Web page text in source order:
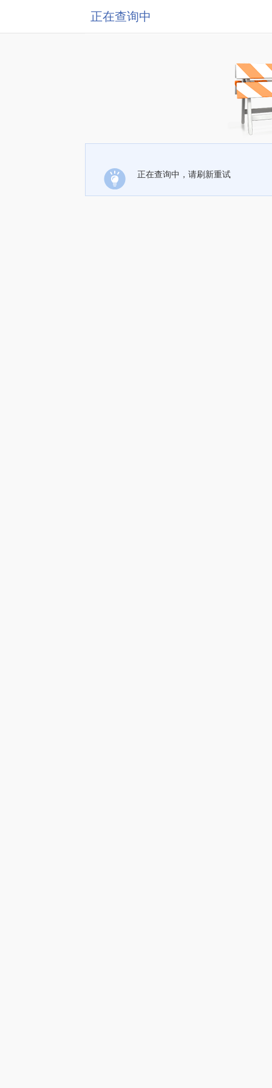
正在查询中
正在查询中，请刷新重试